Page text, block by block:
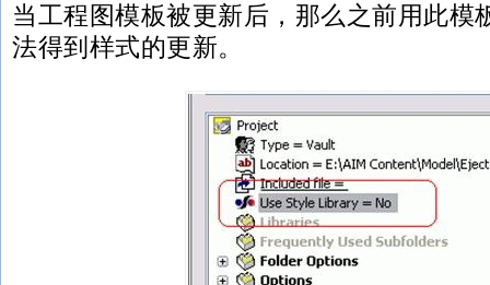
当工程图模板被更新后，那么之前用此模
法得到样式的更新。